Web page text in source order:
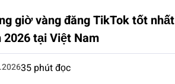
giờ vàng đăng TikTok tốt nhất
2026 tại Việt Nam
35 phút đọc